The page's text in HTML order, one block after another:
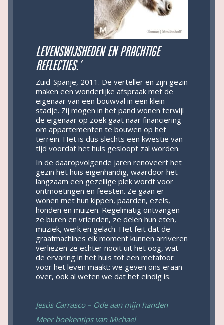
levenswijsheden en prachtige
reflecties.’
Zuid-Spanje, 2011. De verteller en zijn gezin
maken een wonderlijke afspraak met de
eigenaar van een bouwval in een klein
stadje. Zij mogen in het pand wonen terwijl
de eigenaar op zoek gaat naar financiering
om appartementen te bouwen op het
terrein. Het is dus slechts een kwestie van
tijd voordat het huis gesloopt zal worden.
In de daaropvolgende jaren renoveert het
gezin het huis eigenhandig, waardoor het
langzaam een gezellige plek wordt voor
ontmoetingen en feesten. Ze gaan er
wonen met hun kippen, paarden, ezels,
honden en muizen. Regelmatig ontvangen
ze buren en vrienden, ze delen hun eten,
muziek, werk en gelach. Het feit dat de
graafmachines elk moment kunnen arriveren
verliezen ze echter nooit uit het oog, wat
de ervaring in het huis tot een metafoor
voor het leven maakt: we geven ons eraan
over, ook al weten we dat het eindig is.
Jesús Carrasco – Ode aan mijn handen
Meer boekentips van Michael